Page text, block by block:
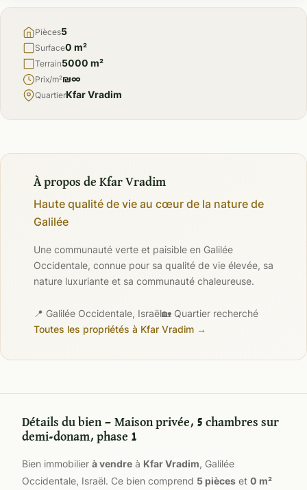
À
Pièces5
Surface0 m²
Terrain5000 m²
Prix/m²₪∞
QuartierKfar Vradim
À propos de Kfar Vradim
Haute qualité de vie au cœur de la nature de
Galilée
Une communauté verte et paisible en Galilée
Occidentale, connue pour sa qualité de vie élevée, sa
nature luxuriante et sa communauté chaleureuse.
📍 Galilée Occidentale, Israël🏡 Quartier recherché
Toutes les propriétés à Kfar Vradim →
Détails du bien — Maison privée, 5 chambres sur
demi-donam, phase 1
Bien immobilier à vendre à Kfar Vradim, Galilée
Occidentale, Israël. Ce bien comprend 5 pièces et 0 m²